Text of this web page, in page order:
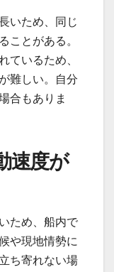
いため、同じ
ことがある。
ているため、
難しい。自分
合もありま
速度が
ため、船内で
や現地情勢に
ち寄れない場